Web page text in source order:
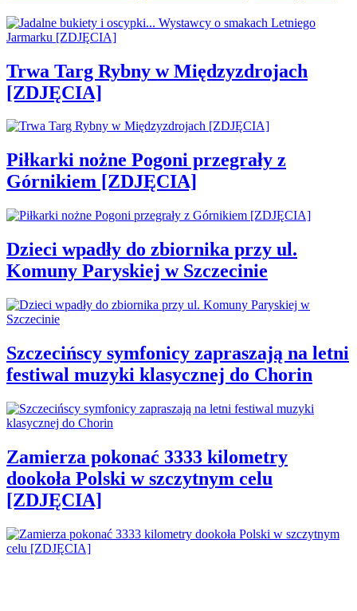
Trwa Targ Rybny w Międzyzdrojach
[ZDJĘCIA]
Piłkarki nożne Pogoni przegrały z
Górnikiem [ZDJĘCIA]
Dzieci wpadły do zbiornika przy ul.
Komuny Paryskiej w Szczecinie
Szczecińscy symfonicy zapraszają na letni
festiwal muzyki klasycznej do Chorin
Zamierza pokonać 3333 kilometry
dookoła Polski w szczytnym celu
[ZDJĘCIA]